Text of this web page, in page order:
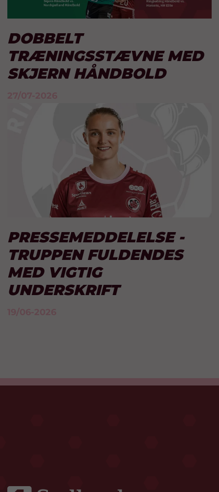
DOBBELT
TRÆNINGSSTÆVNE MED
SKJERN HÅNDBOLD
27/07-2026
PRESSEMEDDELELSE -
TRUPPEN FULDENDES
MED VIGTIG
UNDERSKRIFT
19/06-2026